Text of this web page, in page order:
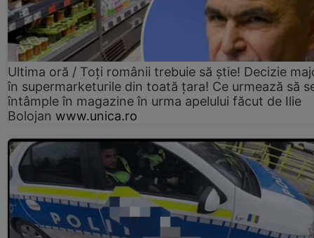
Ultima oră / Toți românii trebuie să știe! Decizie
în supermarketurile din toată țara! Ce urmează să
întâmple în magazine în urma apelului făcut de Ilie
Bolojan www.unica.ro